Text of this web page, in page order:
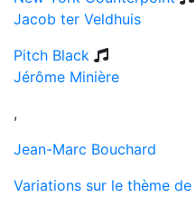
Jacob ter Veldhuis
Pitch Black
Jérôme Minière
,
Jean-Marc Bouchard
Variations sur le thème